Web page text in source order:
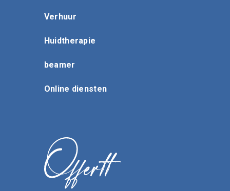
Verhuur
Huidtherapie
beamer
Online diensten